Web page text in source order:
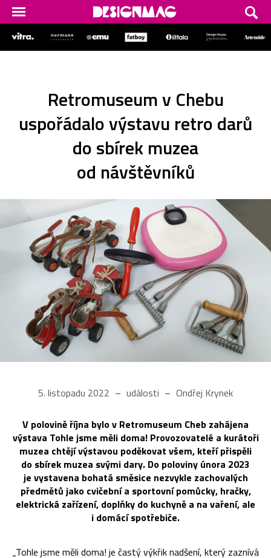
Retromuseum v Chebu
uspořádalo výstavu retro darů
do sbírek muzea
od návštěvníků
5. listopadu 2022 události Ondřej Krynek
V polovině října bylo v Retromuseum Cheb zahájena
výstava Tohle jsme měli doma! Provozovatelé a kurátoři
muzea chtějí výstavou poděkovat všem, kteří přispěli
do sbírek muzea svými dary. Do poloviny února 2023
je vystavena bohatá směsice nezvykle zachovalých
předmětů jako cvičební a sportovní pomůcky, hračky,
elektrická zařízení, doplňky do kuchyně a na vaření, ale
i domácí spotřebiče.
„Tohle jsme měli doma! je častý výkřik nadšení, který zaznívá